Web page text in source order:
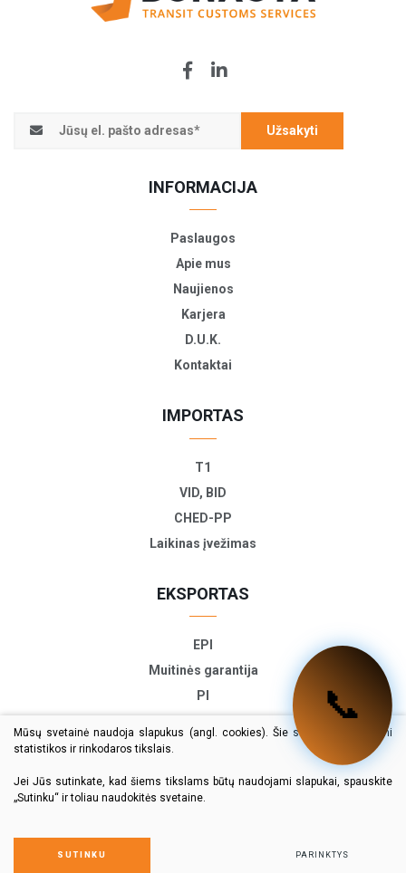
Užsakyti
INFORMACIJA
Paslaugos
Apie mus
Naujienos
Karjera
D.U.K.
Kontaktai
IMPORTAS
T1
VID, BID
CHED-PP
Laikinas įvežimas
EKSPORTAS
EPI
Muitinės garantija
PI
© 2024 Visos teisės saugomos
Mūsų svetainė naudoja slapukus (angl. cookies). Šie slapukai naudojami
statistikos ir rinkodaros tikslais.
Jei Jūs sutinkate, kad šiems tikslams būtų naudojami slapukai, spauskite
„Sutinku“ ir toliau naudokitės svetaine.
SUTINKU PARINKTYS
📞